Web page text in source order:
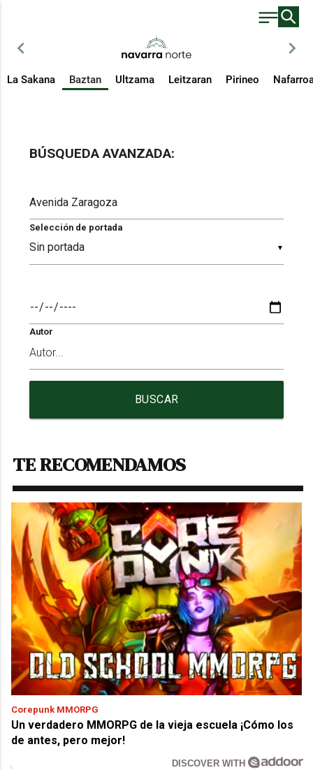
chevron_left chevron_right
La Sakana Baztan Ultzama Leitzaran Pirineo
BÚSQUEDA AVANZADA:
▼
Selección de portada
Autor
BUSCAR
TE RECOMENDAMOS
Corepunk MMORPG
Un verdadero MMORPG de la vieja escuela ¡Cómo los
de antes, pero mejor!
DISCOVER WITH